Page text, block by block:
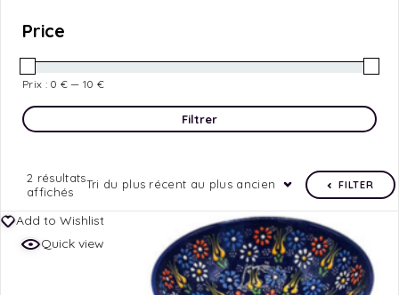
Price
Filtrer
Prix : 0 € — 10 €
2 résultats
affichés
Tri du plus récent au plus ancien FILTER
Add to Wishlist
Quick view